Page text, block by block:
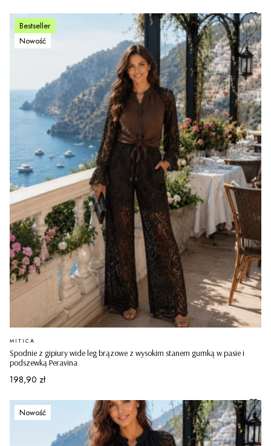
Bestseller
Nowość
Spodnie z gipiury wide leg brązowe z wysokim stanem gumką w pasie i
podszewką Peravina
PRODUCENT
MITICA
Cena
198,90 zł
Nowość